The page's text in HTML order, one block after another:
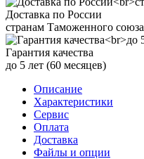
Доставка по России
странам Таможенного союза
Гарантия качества
до 5 лет (60 месяцев)
Описание
Характеристики
Сервис
Оплата
Доставка
Файлы и опции